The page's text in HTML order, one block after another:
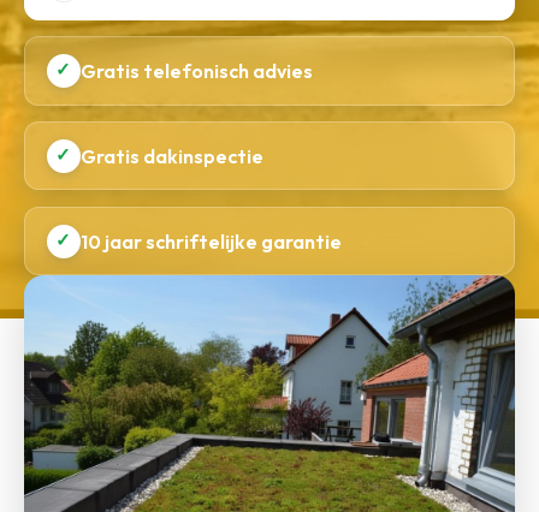
✓ Gratis telefonisch advies
✓ Gratis dakinspectie
✓ 10 jaar schriftelijke garantie